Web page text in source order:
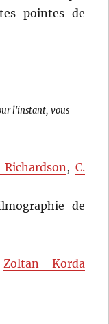
pointes de
l'instant, vous
Richardson , C.
de
Zoltan Korda